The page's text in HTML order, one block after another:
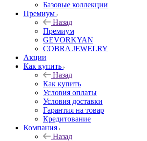
Базовые коллекции
Премиум
Назад
Премиум
GEVORKYAN
COBRA JEWELRY
Акции
Как купить
Назад
Как купить
Условия оплаты
Условия доставки
Гарантия на товар
Кредитование
Компания
Назад